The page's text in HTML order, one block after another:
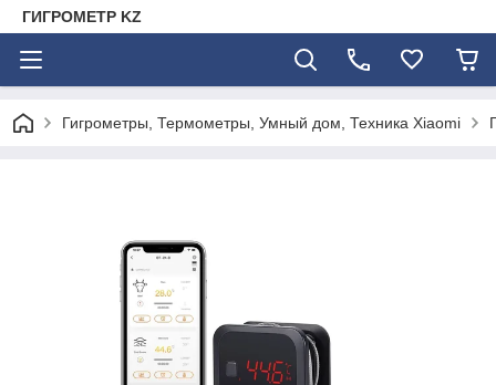
ГИГРОМЕТР KZ
Гигрометры, Термометры, Умный дом, Техника Xiaomi